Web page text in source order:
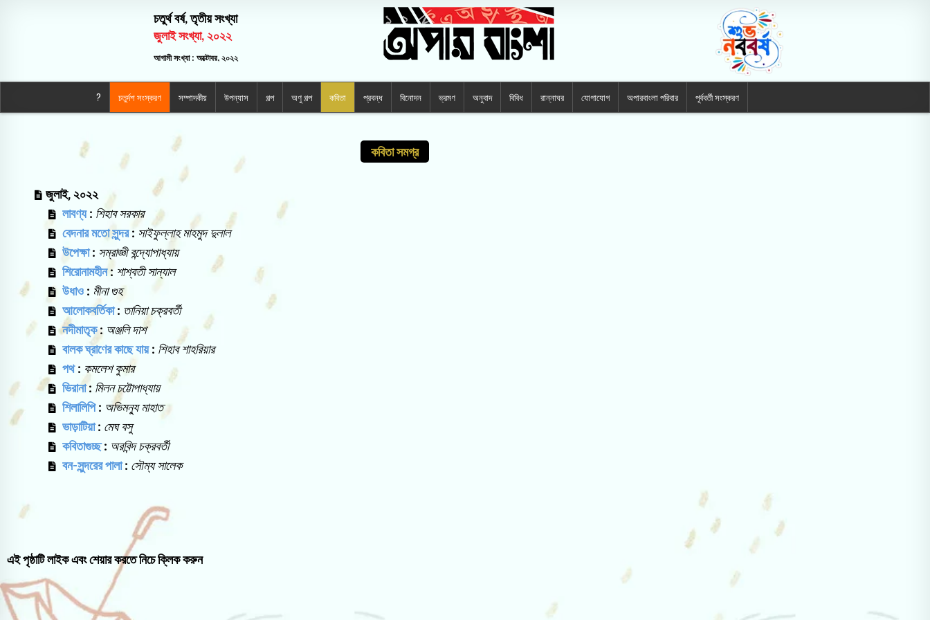
চতুর্থ বর্ষ, তৃতীয় সংখ্যা
জুলাই সংখ্যা, ২০২২
আগামী সংখ্যা : অক্টোবর, ২০২২
? চতুর্দশ সংস্করণ সম্পাদকীয় উপন্যাস গল্প অণু গল্প কবিতা প্রবন্ধ বিনোদন ভ্রমণ অনুবাদ বিবিধ রান্নাঘর যোগাযোগ অপারবাংলা পরিবার পূর্ববর্তী সংস্করণ
কবিতা সমগ্র
জুলাই, ২০২২
লাবণ্য: শিহাব সরকার
বেদনার মতো সুন্দর: সাইফুল্লাহ মাহমুদ দুলাল
উপেক্ষা: সম্রাজ্ঞী বন্দ্যোপাধ্যায়
শিরোনামহীন: শাশ্বতী সান্যাল
উধাও : মীনা গুহ
আলোকবর্তিকা: তানিয়া চক্রবর্তী
নদীমাতৃক: অঞ্জলি দাশ
বালক ঘ্রাণের কাছে যায়: শিহাব শাহরিয়ার
পথ: কমলেশ কুমার
ভিরানা: মিলন চট্টোপাধ্যায়
শিলালিপি: অভিমন্যু মাহাত
ভাড়াটিয়া: মেঘ বসু
কবিতাগুচ্ছ: অরবিন্দ চক্রবর্তী
বন-সুন্দরের পালা: সৌম্য সালেক
এই পৃষ্ঠাটি লাইক এবং শেয়ার করতে নিচে ক্লিক করুন